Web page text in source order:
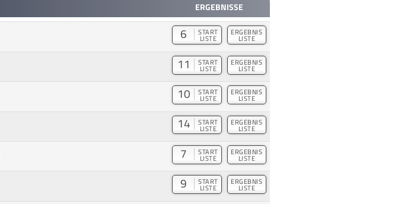
ERGEBNISSE
6 START
LISTE
ERGEBNIS
LISTE
11 START
LISTE
ERGEBNIS
LISTE
10 START
LISTE
ERGEBNIS
LISTE
14 START
LISTE
ERGEBNIS
LISTE
7 START
LISTE
ERGEBNIS
LISTE
9 START
LISTE
ERGEBNIS
LISTE